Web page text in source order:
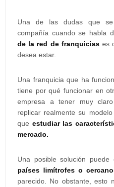
Una de las dudas que
compañía cuando se habla
de la red de franquiciases
desea estar.
Una franquicia que ha
tiene por qué funcionar en
empresa a tener muy
replicar realmente su
que estudiar las
mercado.
Una posible solución
países limítrofes o
parecido. No obstante, esto